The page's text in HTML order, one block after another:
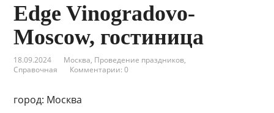
Edge Vinogradovo-
Moscow, гостиница
18.09.2024 Москва, Проведение праздников,
Справочная
Комментарии: 0
город: Москва